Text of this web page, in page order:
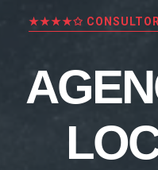
★★★★✩ CONSULTOR